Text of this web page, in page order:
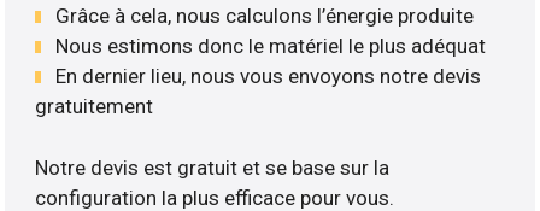
Grâce à cela, nous calculons l’énergie produite
Nous estimons donc le matériel le plus adéquat
En dernier lieu, nous vous envoyons notre devis
gratuitement
Notre devis est gratuit et se base sur la
configuration la plus efficace pour vous.